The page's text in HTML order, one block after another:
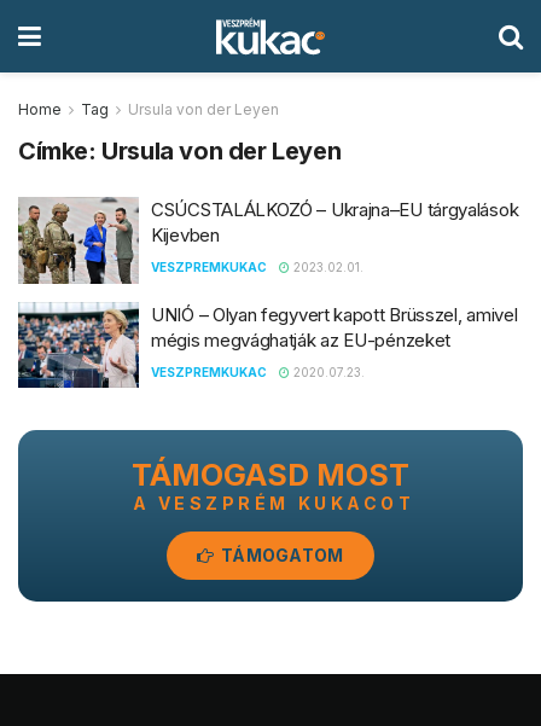
Home Tag Ursula von der Leyen
Címke: Ursula von der Leyen
CSÚCSTALÁLKOZÓ – Ukrajna–EU tárgyalások
Kijevben
VESZPREMKUKAC 2023.02.01.
UNIÓ – Olyan fegyvert kapott Brüsszel, amivel
mégis megvághatják az EU-pénzeket
VESZPREMKUKAC 2020.07.23.
TÁMOGASD MOST
A VESZPRÉM KUKACOT
TÁMOGATOM